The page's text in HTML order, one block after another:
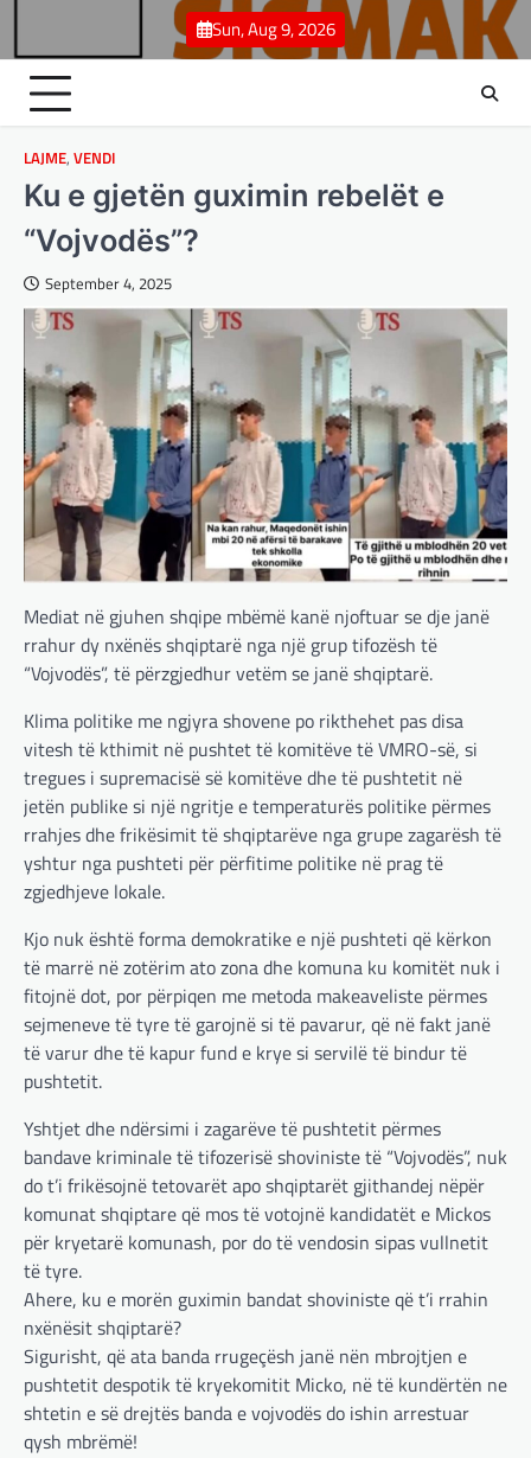
content
Sun, Aug 9, 2026
LAJME, VENDI
Ku e gjetën guximin rebelët e
“Vojvodës”?
September 4, 2025
Mediat në gjuhen shqipe mbëmë kanë njoftuar se dje janë
rrahur dy nxënës shqiptarë nga një grup tifozësh të
“Vojvodës”, të përzgjedhur vetëm se janë shqiptarë.
Klima politike me ngjyra shovene po rikthehet pas disa
vitesh të kthimit në pushtet të komitëve të VMRO-së, si
tregues i supremacisë së komitëve dhe të pushtetit në
jetën publike si një ngritje e temperaturës politike përmes
rrahjes dhe frikësimit të shqiptarëve nga grupe zagarësh të
yshtur nga pushteti për përfitime politike në prag të
zgjedhjeve lokale.
Kjo nuk është forma demokratike e një pushteti që kërkon
të marrë në zotërim ato zona dhe komuna ku komitët nuk i
fitojnë dot, por përpiqen me metoda makeaveliste përmes
sejmeneve të tyre të garojnë si të pavarur, që në fakt janë
të varur dhe të kapur fund e krye si servilë të bindur të
pushtetit.
Yshtjet dhe ndërsimi i zagarëve të pushtetit përmes
bandave kriminale të tifozerisë shoviniste të “Vojvodës”, nuk
do t’i frikësojnë tetovarët apo shqiptarët gjithandej nëpër
komunat shqiptare që mos të votojnë kandidatët e Mickos
për kryetarë komunash, por do të vendosin sipas vullnetit
të tyre.
Ahere, ku e morën guximin bandat shoviniste që t’i rrahin
nxënësit shqiptarë?
Sigurisht, që ata banda rrugeçësh janë nën mbrojtjen e
pushtetit despotik të kryekomitit Micko, në të kundërtën ne
shtetin e së drejtës banda e vojvodës do ishin arrestuar
qysh mbrëmë!